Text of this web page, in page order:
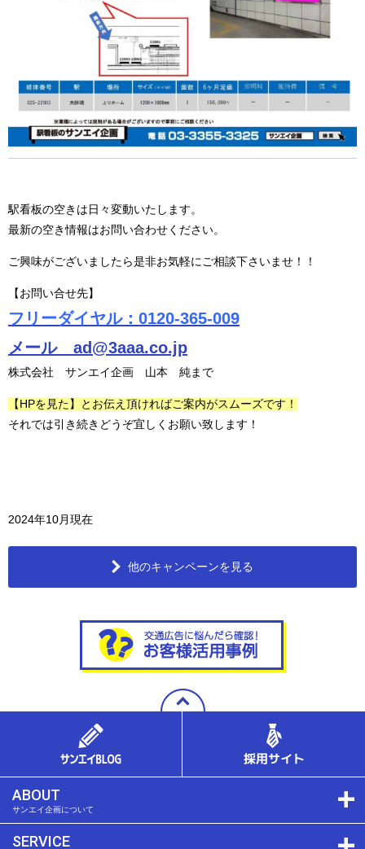
駅看板の空きは日々変動いたします。
最新の空き情報はお問い合わせください。
ご興味がございましたら是非お気軽にご相談下さいませ！！
【お問い合せ先】
フリーダイヤル：0120-365-009
メール ad@3aaa.co.jp
株式会社 サンエイ企画 山本 純まで
【HPを見た】とお伝え頂ければご案内がスムーズです！
それでは引き続きどうぞ宜しくお願い致します！
2024年10月現在
他のキャンペーンを見る
ABOUT
サンエイ企画について
SERVICE